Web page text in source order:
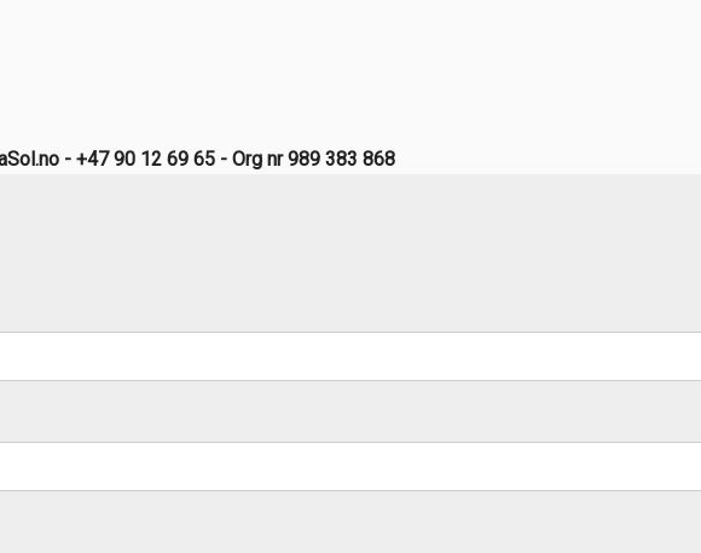
- +47 90 12 69 65 - Org nr 989 383 868